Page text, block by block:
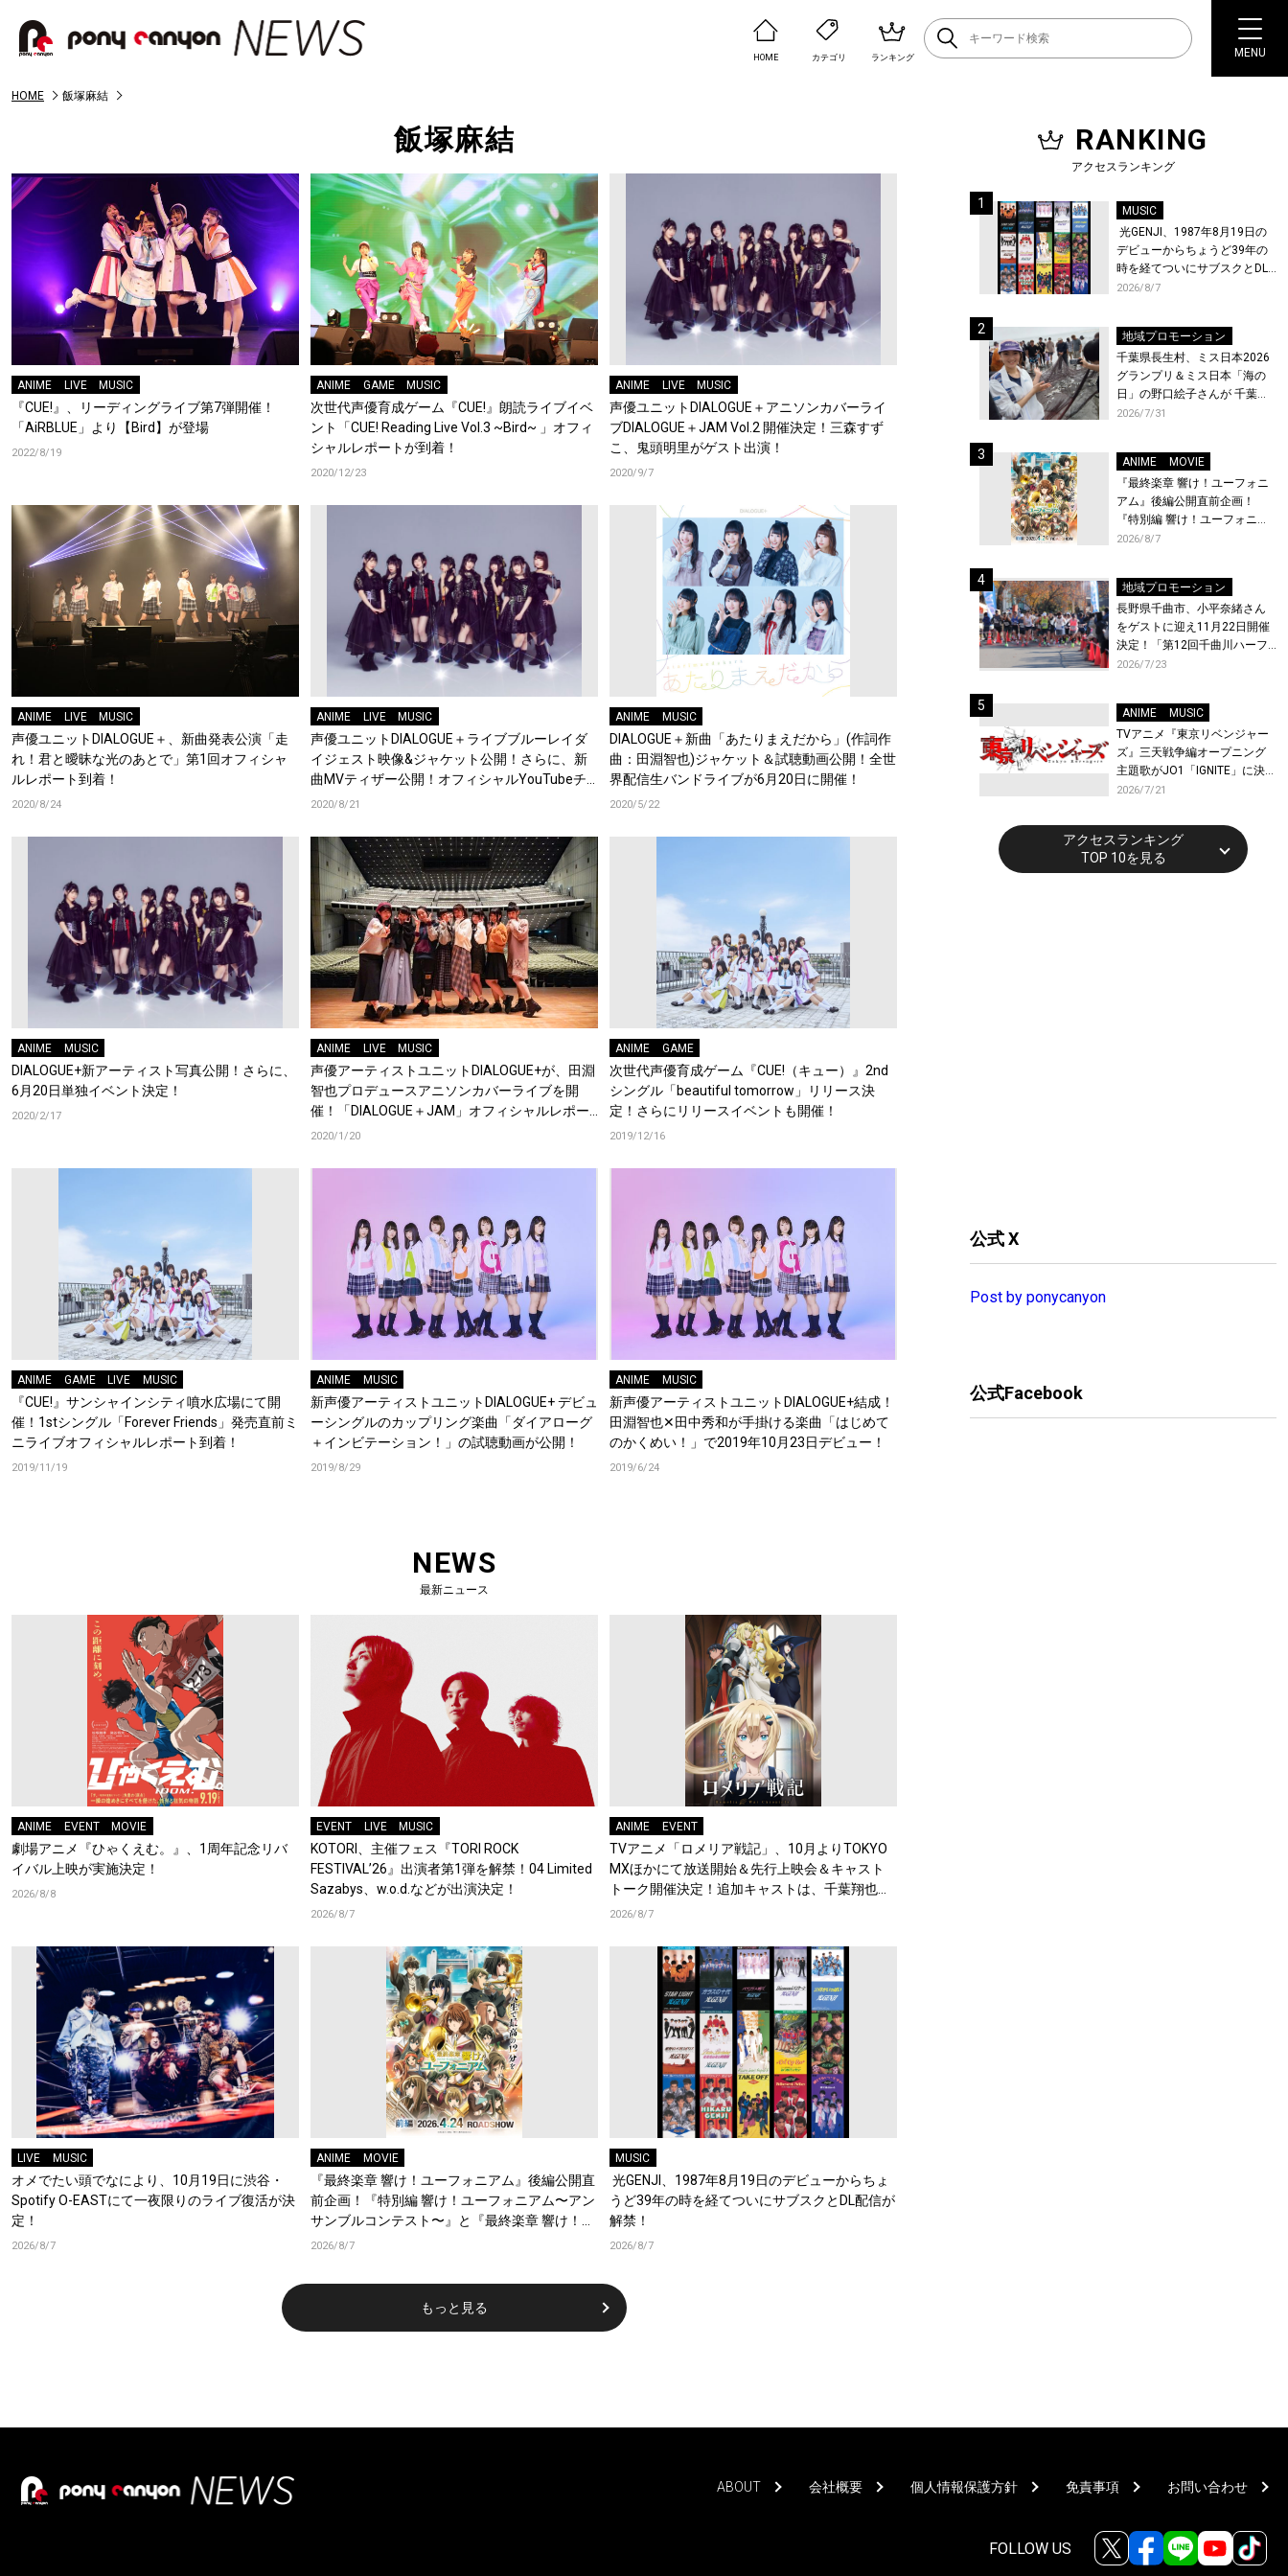
HOME カテゴリ ランキング MENU
HOME 飯塚麻結
飯塚麻結
ANIME LIVE MUSIC
『CUE!』、リーディングライブ第7弾開催！
「AiRBLUE」より【Bird】が登場
2022/8/19
ANIME GAME MUSIC
次世代声優育成ゲーム『CUE!』朗読ライブイベ
ント「CUE! Reading Live Vol.3 ~Bird~ 」オフィ
シャルレポートが到着！
2020/12/23
ANIME LIVE MUSIC
声優ユニットDIALOGUE＋アニソンカバーライ
ブDIALOGUE＋JAM Vol.2 開催決定！三森すず
こ、鬼頭明里がゲスト出演！
2020/9/7
ANIME LIVE MUSIC
声優ユニットDIALOGUE＋、新曲発表公演「走
れ！君と曖昧な光のあとで」第1回オフィシャ
ルレポート到着！
2020/8/24
ANIME LIVE MUSIC
声優ユニットDIALOGUE＋ライブブルーレイダ
イジェスト映像&ジャケット公開！さらに、新
曲MVティザー公開！オフィシャルYouTubeチ
ャンネルも開設！
2020/8/21
ANIME MUSIC
DIALOGUE＋新曲「あたりまえだから」(作詞作
曲：田淵智也)ジャケット＆試聴動画公開！全世
界配信生バンドライブが6月20日に開催！
2020/5/22
ANIME MUSIC
DIALOGUE+新アーティスト写真公開！さらに、
6月20日単独イベント決定！
2020/2/17
ANIME LIVE MUSIC
声優アーティストユニットDIALOGUE+が、田淵
智也プロデュースアニソンカバーライブを開
催！「DIALOGUE＋JAM」オフィシャルレポー
トが到着！
2020/1/20
ANIME GAME
次世代声優育成ゲーム『CUE!（キュー）』2nd
シングル「beautiful tomorrow」リリース決
定！さらにリリースイベントも開催！
2019/12/16
ANIME GAME LIVE MUSIC
『CUE!』サンシャインシティ噴水広場にて開
催！1stシングル「Forever Friends」発売直前ミ
ニライブオフィシャルレポート到着！
2019/11/19
ANIME MUSIC
新声優アーティストユニットDIALOGUE+ デビュ
ーシングルのカップリング楽曲「ダイアローグ
＋インビテーション！」の試聴動画が公開！
2019/8/29
ANIME MUSIC
新声優アーティストユニットDIALOGUE+結成！
田淵智也✕田中秀和が手掛ける楽曲「はじめて
のかくめい！」で2019年10月23日デビュー！
2019/6/24
NEWS
最新ニュース
ANIME EVENT MOVIE
劇場アニメ『ひゃくえむ。』、1周年記念リバ
イバル上映が実施決定！
2026/8/8
EVENT LIVE MUSIC
KOTORI、主催フェス『TORI ROCK
FESTIVAL’26』出演者第1弾を解禁！04 Limited
Sazabys、w.o.d.などが出演決定！
2026/8/7
ANIME EVENT
TVアニメ「ロメリア戦記」、10月よりTOKYO
MXほかにて放送開始＆先行上映会＆キャスト
トーク開催決定！追加キャストは、千葉翔也、
梶原岳人、堀江瞬、綿貫竜之介！PV第1弾公
2026/8/7
LIVE MUSIC
オメでたい頭でなにより、10月19日に渋谷・
Spotify O-EASTにて一夜限りのライブ復活が決
定！
2026/8/7
ANIME MOVIE
『最終楽章 響け！ユーフォニアム』後編公開直
前企画！『特別編 響け！ユーフォニアム〜アン
サンブルコンテスト〜』と『最終楽章 響け！ユ
ーフォニアム』前編の一挙上映が決定！
2026/8/7
MUSIC
光GENJI、1987年8月19日のデビューからちょ
うど39年の時を経てついにサブスクとDL配信が
解禁！
2026/8/7
もっと見る
RANKING
アクセスランキング
MUSIC
光GENJI、1987年8月19日の
デビューからちょうど39年の
時を経てついにサブスクとDL
配信が解禁！
2026/8/7
地域プロモーション
千葉県長生村、ミス日本2026
グランプリ＆ミス日本「海の
日」の野口絵子さんが 千葉県
唯一の村・長生村で地引網を
2026/7/31
ANIME
MOVIE
『最終楽章 響け！ユーフォニ
アム』後編公開直前企画！
『特別編 響け！ユーフォニア
ム〜アンサンブルコンテス
映が決定！
2026/8/7
地域プロモーション
長野県千曲市、小平奈緒さん
をゲストに迎え11月22日開催
決定！「第12回千曲川ハーフ
マラソン」エントリー受付開
2026/7/23
ANIME
MUSIC
TVアニメ『東京リベンジャー
ズ』三天戦争編オープニング
主題歌がJO1「IGNITE」に決
定！メンバー全員から喜びと
トが到着！9月に東京・大阪で
先行上映会を開催！
2026/7/21
アクセスランキング
TOP 10を見る
公式 X
Post by ponycanyon
公式Facebook
ABOUT 会社概要 個人情報保護方針 免責事項 お問い合わせ
FOLLOW US